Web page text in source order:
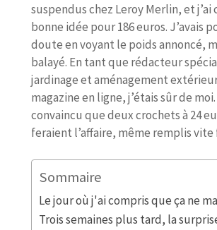
suspendus chez Leroy Merlin, et
bonne idée pour 186 euros. J’avais
doute en voyant le poids annoncé,
balayé. En tant que rédacteur
jardinage et aménagement
magazine en ligne, j’étais sûr de moi.
convaincu que deux crochets à 24
feraient l’affaire, même remplis vite
Sommaire
Le jour où j'ai compris que ça ne
Trois semaines plus tard, la